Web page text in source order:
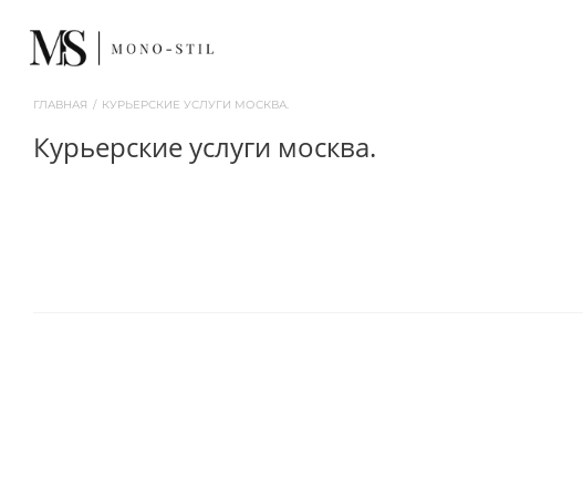
ГЛАВНАЯ / КУРЬЕРСКИЕ УСЛУГИ МОСКВА.
курьерские услуги москва.